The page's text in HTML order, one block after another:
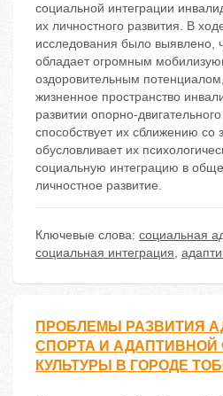
социальной интеграции
их личностного развития. В
исследования было выявлено,
обладает огромным
оздоровительным
жизненное пространство
развитии опорно-
способствует их сближению
обусловливает их
социальную интеграцию в
личностное развитие.
Ключевые слова: социальная
социальная интеграция,
ПРОБЛЕМЫ РАЗВИТИЯ
СПОРТА И АДАПТИВНОЙ
КУЛЬТУРЫ В ГОРОДЕ